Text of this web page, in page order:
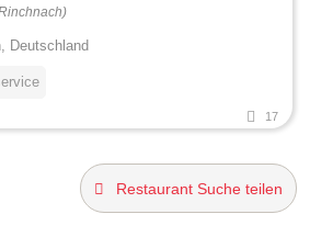
Deutschland
17
Restaurant Suche teilen